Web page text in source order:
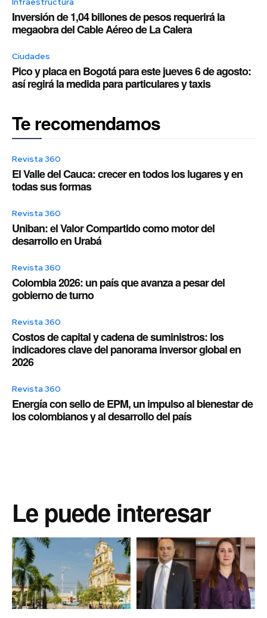
Inversión de 1,04 billones de pesos requerirá la
megaobra del Cable Aéreo de La Calera
Ciudades
Pico y placa en Bogotá para este jueves 6 de agosto:
así regirá la medida para particulares y taxis
Te recomendamos
Revista 360
El Valle del Cauca: crecer en todos los lugares y en
todas sus formas
Revista 360
Uniban: el Valor Compartido como motor del
desarrollo en Urabá
Revista 360
Colombia 2026: un país que avanza a pesar del
gobierno de turno
Revista 360
Costos de capital y cadena de suministros: los
indicadores clave del panorama inversor global en
2026
Revista 360
Energía con sello de EPM, un impulso al bienestar de
los colombianos y al desarrollo del país
Le puede interesar